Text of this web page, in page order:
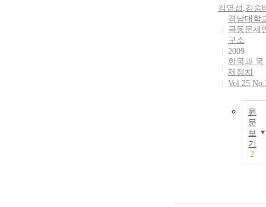
김명섭 ,김숭
경남대학
극동문제
구소
2009
한국과 국
제정치
Vol.25
원
문
보
기
2